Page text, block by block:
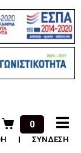
0
ΣΥΝΔΕΣΗ